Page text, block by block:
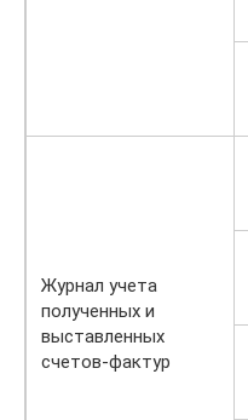
Журнал учета
полученных и
выставленных
счетов-фактур